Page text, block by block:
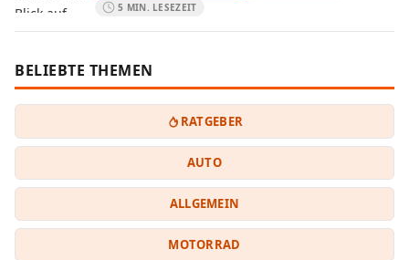
5 MIN. LESEZEIT
BELIEBTE THEMEN
RATGEBER
AUTO
ALLGEMEIN
MOTORRAD